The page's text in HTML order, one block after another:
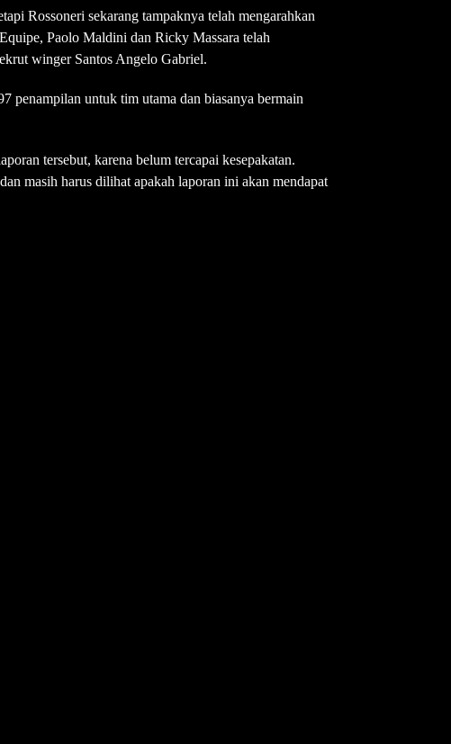
Rossoneri sekarang tampaknya telah mengarahkan
Paolo Maldini dan Ricky Massara telah
winger Santos Angelo Gabriel.
penampilan untuk tim utama dan biasanya bermain
tersebut, karena belum tercapai kesepakatan.
masih harus dilihat apakah laporan ini akan mendapat